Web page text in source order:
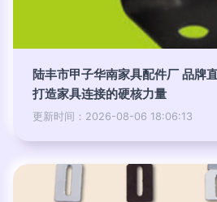
陆丰市甲子华南家具配件厂 品牌
打造家具连接的硬核力量
更新时间：2026-08-06 18:06:13